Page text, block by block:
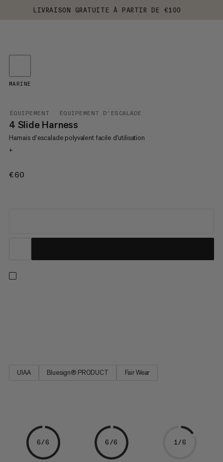
LIVRAISON GRATUITE À PARTIR DE €100
ÉQUIPEMENT ÉQUIPEMENT D'ESCALADE
4 Slide Harness
Harnais d’escalade polyvalent facile d’utilisation
+
€60
MARINE
UIAA Bluesign® PRODUCT Fair Wear
6/6 6/6 1/6